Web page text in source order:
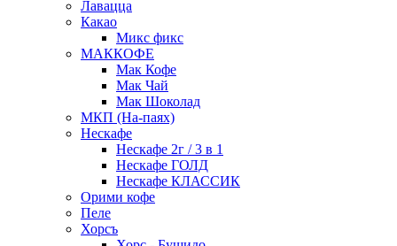
Лавацца
Какао
Микс фикс
МАККОФЕ
Мак Кофе
Мак Чай
Мак Шоколад
МКП (На-паях)
Нескафе
Нескафе 2г / 3 в 1
Нескафе ГОЛД
Нескафе КЛАССИК
Орими кофе
Пеле
Хорсъ